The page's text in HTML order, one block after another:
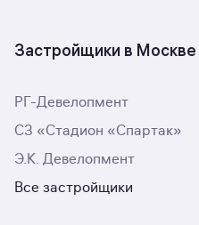
Застройщики в Москве
РГ-Девелопмент
СЗ «Стадион «Спартак»
Э.К. Девелопмент
Все застройщики